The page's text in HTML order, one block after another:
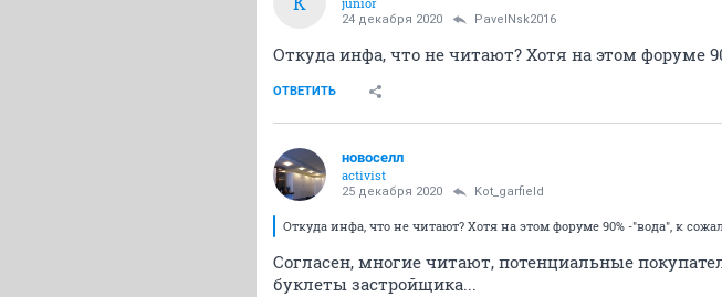
24 декабря 2020 PavelNsk2016
Откуда инфа, что не читают? Хотя на этом форуме
ОТВЕТИТЬ
новоселл
activist
25 декабря 2020 Kot_garfield
Откуда инфа, что не читают? Хотя на этом форуме 90% -"вода", к
Согласен, многие читают, потенциальные
буклеты застройщика...